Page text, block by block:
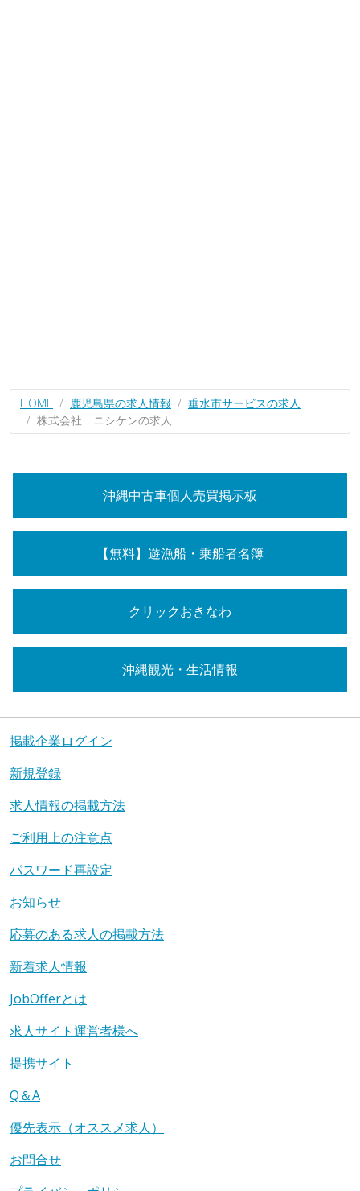
HOME 鹿児島県の求人情報
垂水市サービスの求人
株式会社 ニシケンの求人
沖縄中古車個人売買掲示板
【無料】遊漁船・乗船者名簿
クリックおきなわ
沖縄観光・生活情報
掲載企業ログイン
新規登録
求人情報の掲載方法
ご利用上の注意点
パスワード再設定
お知らせ
応募のある求人の掲載方法
新着求人情報
JobOfferとは
求人サイト運営者様へ
提携サイト
Q＆A
優先表示（オススメ求人）
お問合せ